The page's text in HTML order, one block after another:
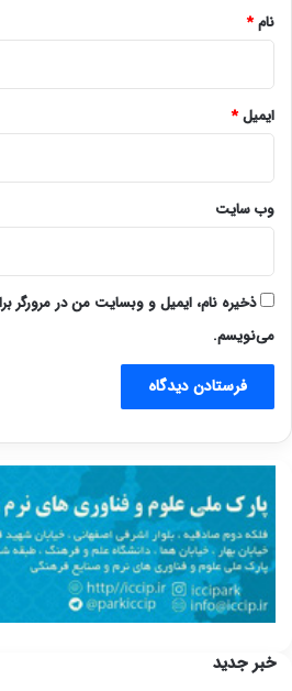
نام*
ایمیل*
وب‌ سایت
ذخیره نام، ایمیل و وبسایت من در مرورگر
می‌نویسم.
خبر جدید